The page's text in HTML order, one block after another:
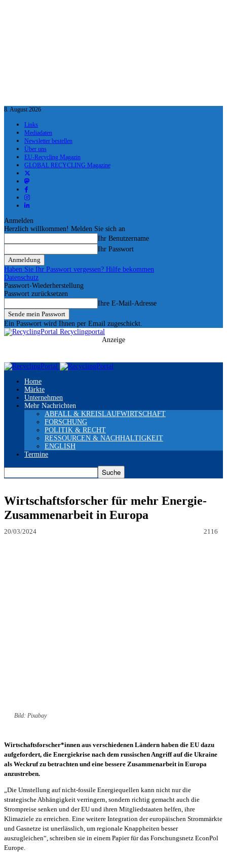
8. August 2026
Links
Mediadaten
Newsletter bestellen
Über uns
EU-Recycling Magazin
GLOBAL RECYCLING Magazine
Anmelden
Herzlich willkommen! Melden Sie sich an
Ihr Benutzername
Ihr Passwort
Haben Sie Ihr Passwort vergessen? Hilfe bekommen
Datenschutz
Passwort-Wiederherstellung
Passwort zurücksetzen
Ihre E-Mail-Adresse
Ein Passwort wird Ihnen per Email zugeschickt.
Recyclingportal
Anzeige
Home
Märkte
Unternehmen
Mehr Nachrichten
ABFALL & KREISLAUFWIRTSCHAFT
FORSCHUNG
POLITIK & RECHT
RESSOURCEN & NACHHALTIGKEIT
ENGLISH
Termine
Wirtschaftsforscher für mehr Energie-
Zusammenarbeit in Europa
20/03/2024 2116
Bild: Pixabay
Wirtschaftsforscher*innen aus verschiedenen Ländern haben die EU dazu
aufgefordert, die Energiekrise nach dem russischen Angriff auf die Ukraine
als Weckruf zu betrachten und eine bessere Zusammenarbeit in Europa
anzustreben.
„Die Umstellung auf nicht-fossile Energiequellen kann nicht nur die
strategische Abhängigkeit verringern, sondern richtig gemacht auch die
Strompreise senken und der EU und ihren Mitgliedstaaten helfen, ihre
Klimaziele zu erreichen. Eine weitere Integration der europäischen Strommärkte
und Gasnetze ist unerlässlich, um regionale Knappheiten besser
auszugleichen“, schreiben sie in einem Papier für das Forschungsnetz EconPol
Europe.